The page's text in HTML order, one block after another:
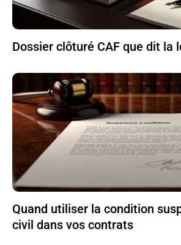
Dossier clôturé CAF que dit la
Quand utiliser la condition
civil dans vos contrats